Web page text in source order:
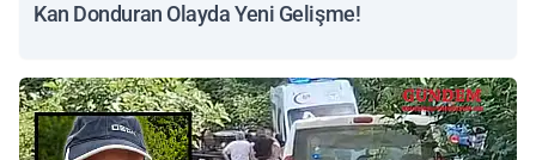
Kan Donduran Olayda Yeni Gelişme!